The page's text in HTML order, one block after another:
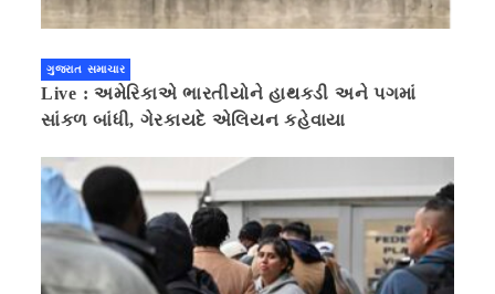
ગુજરાત સમાચાર
Live : અમેરિકાએ ભારતીયોને હાથકડી અને પગમાં
સાંકળ બાંધી, ગેરકાયદે એલિયન કહેવાયા